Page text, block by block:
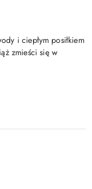
i ciepłym posiłkiem
zmieści się w